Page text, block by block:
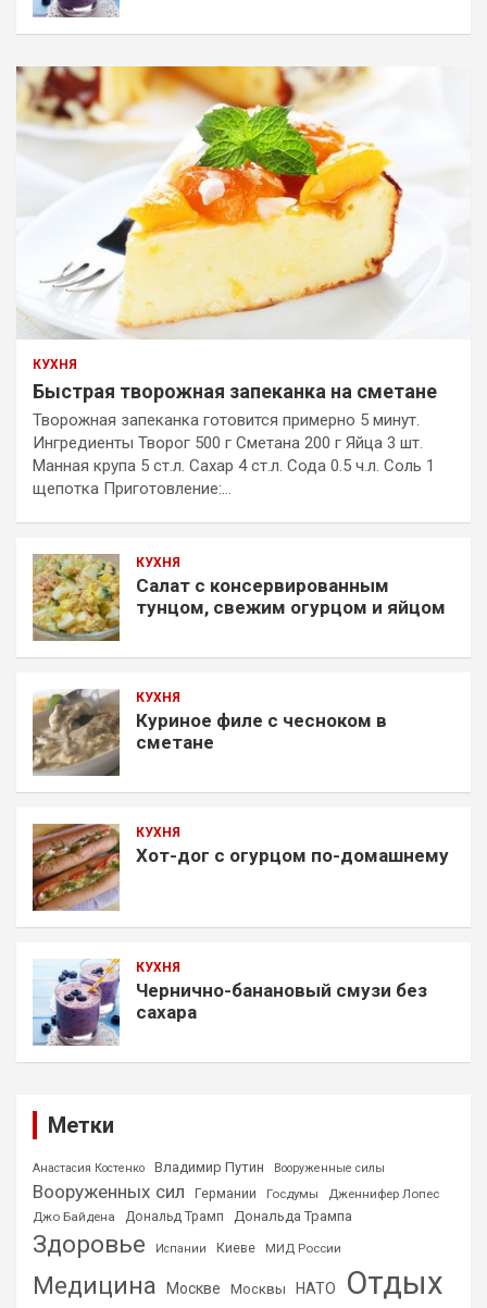
КУХНЯ
Быстрая творожная запеканка на сметане
Творожная запеканка готовится примерно 5 минут.
Ингредиенты Творог 500 г Сметана 200 г Яйца 3 шт.
Манная крупа 5 ст.л. Сахар 4 ст.л. Сода 0.5 ч.л. Соль 1
щепотка Приготовление:…
КУХНЯ
Салат с консервированным
тунцом, свежим огурцом и яйцом
КУХНЯ
Куриное филе с чесноком в
сметане
КУХНЯ
Хот-дог с огурцом по-домашнему
КУХНЯ
Чернично-банановый смузи без
сахара
Метки
Анастасия Костенко Владимир Путин Вооруженные силы
Вооруженных сил Германии Госдумы
Дженнифер Лопес
Джо Байдена
Дональд Трамп Дональда Трампа
Здоровье Испании Киеве МИД России
Медицина Москве Москвы НАТО
Отдых